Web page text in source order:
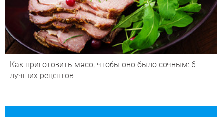
Как приготовить мясо, чтобы оно было сочным: 6
лучших рецептов